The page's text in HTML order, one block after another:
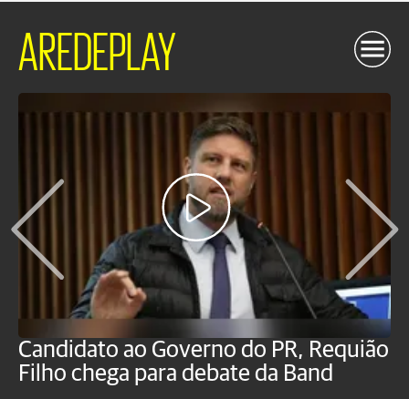
AREDEPLAY
Candidato ao Governo do PR, Requião
Filho chega para debate da Band